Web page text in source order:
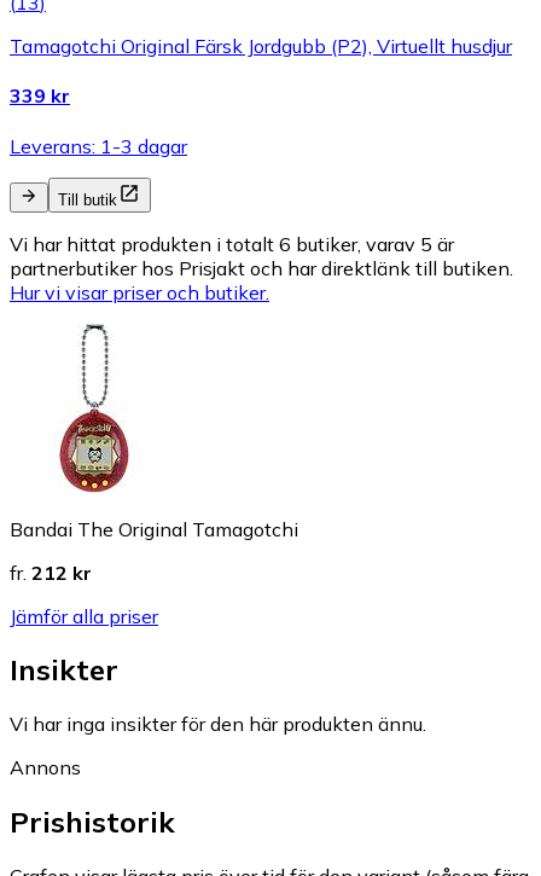
Tamagotchi Original Färsk Jordgubb (P2), Virtuellt husdjur
339 kr
Leverans: 1-3 dagar
Till butik
Vi har hittat produkten i totalt 6 butiker, varav 5 är
partnerbutiker hos Prisjakt och har direktlänk till butiken.
Hur vi visar priser och butiker.
Bandai The Original Tamagotchi
fr. 212 kr
Jämför alla priser
Insikter
Vi har inga insikter för den här produkten ännu.
Annons
Prishistorik